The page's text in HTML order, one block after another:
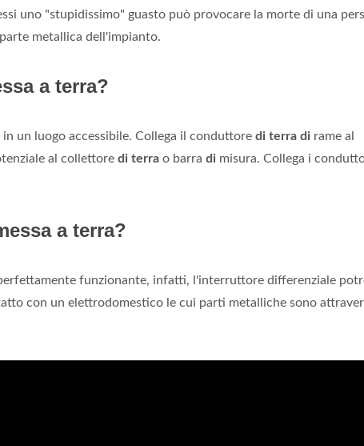
uno "stupidissimo" guasto può provocare la morte di una
metallica dell'impianto.
a terra?
un luogo accessibile. Collega il conduttore di terra di rame al
al collettore di terra o barra di misura. Collega i
a terra?
funzionante, infatti, l'interruttore differenziale
con un elettrodomestico le cui parti metalliche sono